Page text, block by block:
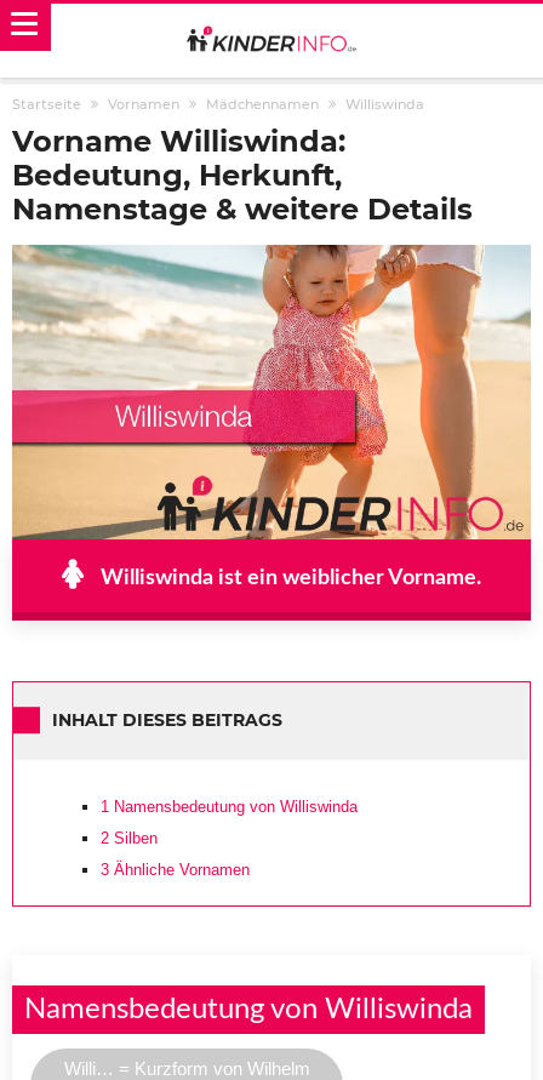
Startseite Vornamen Mädchennamen Williswinda
Vorname Williswinda:
Bedeutung, Herkunft,
Namenstage & weitere Details
Williswinda ist ein weiblicher Vorname.
INHALT DIESES BEITRAGS
1 Namensbedeutung von Williswinda
2 Silben
3 Ähnliche Vornamen
Namensbedeutung von Williswinda
Willi… = Kurzform von Wilhelm